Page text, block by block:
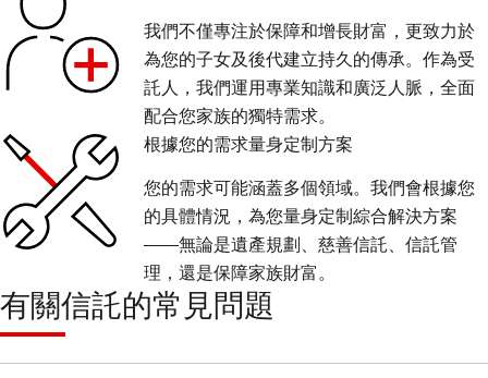
我們不僅專注於保障和增長財富，更致力於
為您的子女及後代建立持久的傳承。作為受
託人，我們運用專業知識和廣泛人脈，全面
配合您家族的獨特需求。
根據您的需求量身定制方案
您的需求可能涵蓋多個領域。我們會根據您
的具體情況，為您量身定制綜合解決方案
——無論是遺產規劃、慈善信託、信託管
理，還是保障家族財富。
有關信託的常見問題